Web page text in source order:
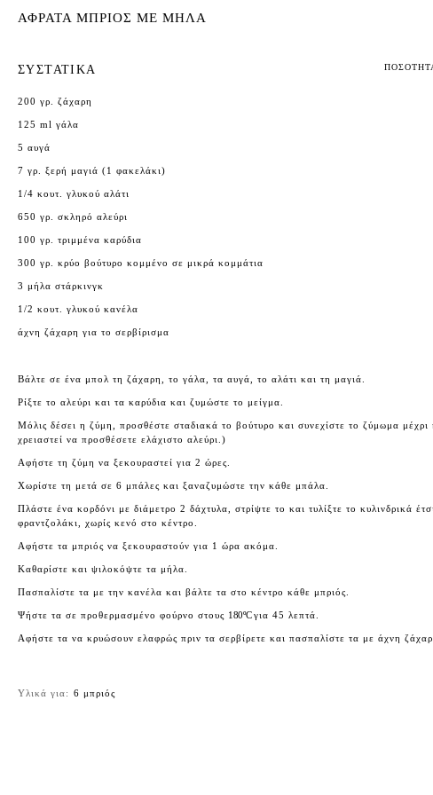
ΑΦΡΑΤΑ ΜΠΡΙΟΣ ΜΕ ΜΗΛΑ
ΣΥΣΤΑΤΙΚΑ
200 γρ. ζάχαρη
125 ml γάλα
5 αυγά
7 γρ. ξερή μαγιά (1 φακελάκι)
1/4 κουτ. γλυκού αλάτι
650 γρ. σκληρό αλεύρι
100 γρ. τριμμένα καρύδια
300 γρ. κρύο βούτυρο κομμένο σε μικρά κομμάτια
3 μήλα στάρκινγκ
1/2 κουτ. γλυκού κανέλα
άχνη ζάχαρη για το σερβίρισμα
Βάλτε σε ένα μπολ τη ζάχαρη, το γάλα, τα αυγά, το αλάτι και τη μαγιά.
Ρίξτε το αλεύρι και τα καρύδια και ζυμώστε το μείγμα.
Μόλις δέσει η ζύμη, προσθέστε σταδιακά το βούτυρο και συνεχίστε το ζύμωμα
χρειαστεί να προσθέσετε ελάχιστο αλεύρι.)
Αφήστε τη ζύμη να ξεκουραστεί για 2 ώρες.
Χωρίστε τη μετά σε 6 μπάλες και ξαναζυμώστε την κάθε μπάλα.
Πλάστε ένα κορδόνι με διάμετρο 2 δάχτυλα, στρίψτε το και τυλίξτε το κυλινδρικά
φραντζολάκι, χωρίς κενό στο κέντρο.
Αφήστε τα μπριός να ξεκουραστούν για 1 ώρα ακόμα.
Καθαρίστε και ψιλοκόψτε τα μήλα.
Πασπαλίστε τα με την κανέλα και βάλτε τα στο κέντρο κάθε μπριός.
Ψήστε τα σε προθερμασμένο φούρνο στους 180ºCγια 45 λεπτά.
Αφήστε τα να κρυώσουν ελαφρώς πριν τα σερβίρετε και πασπαλίστε τα με άχνη
Υλικά για: 6 μπριός